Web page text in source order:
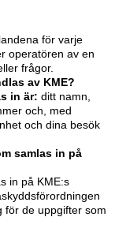
för varje
operatören av en
frågor.
av KME?
in är: ditt namn,
och, med
och dina besök
samlas in på
in på KME:s
för de uppgifter som